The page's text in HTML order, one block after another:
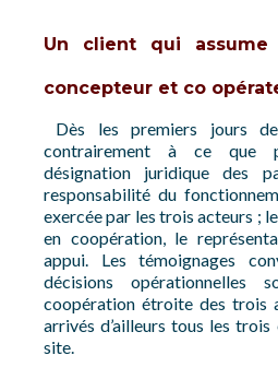
Un client qui
concepteur et co
Dès les premiers jours
contrairement à ce que
désignation juridique des
responsabilité du
exercée par les trois acteurs ;
en coopération, le
appui. Les témoignages
décisions opérationnelles
coopération étroite des trois
arrivés d’ailleurs tous les
site.